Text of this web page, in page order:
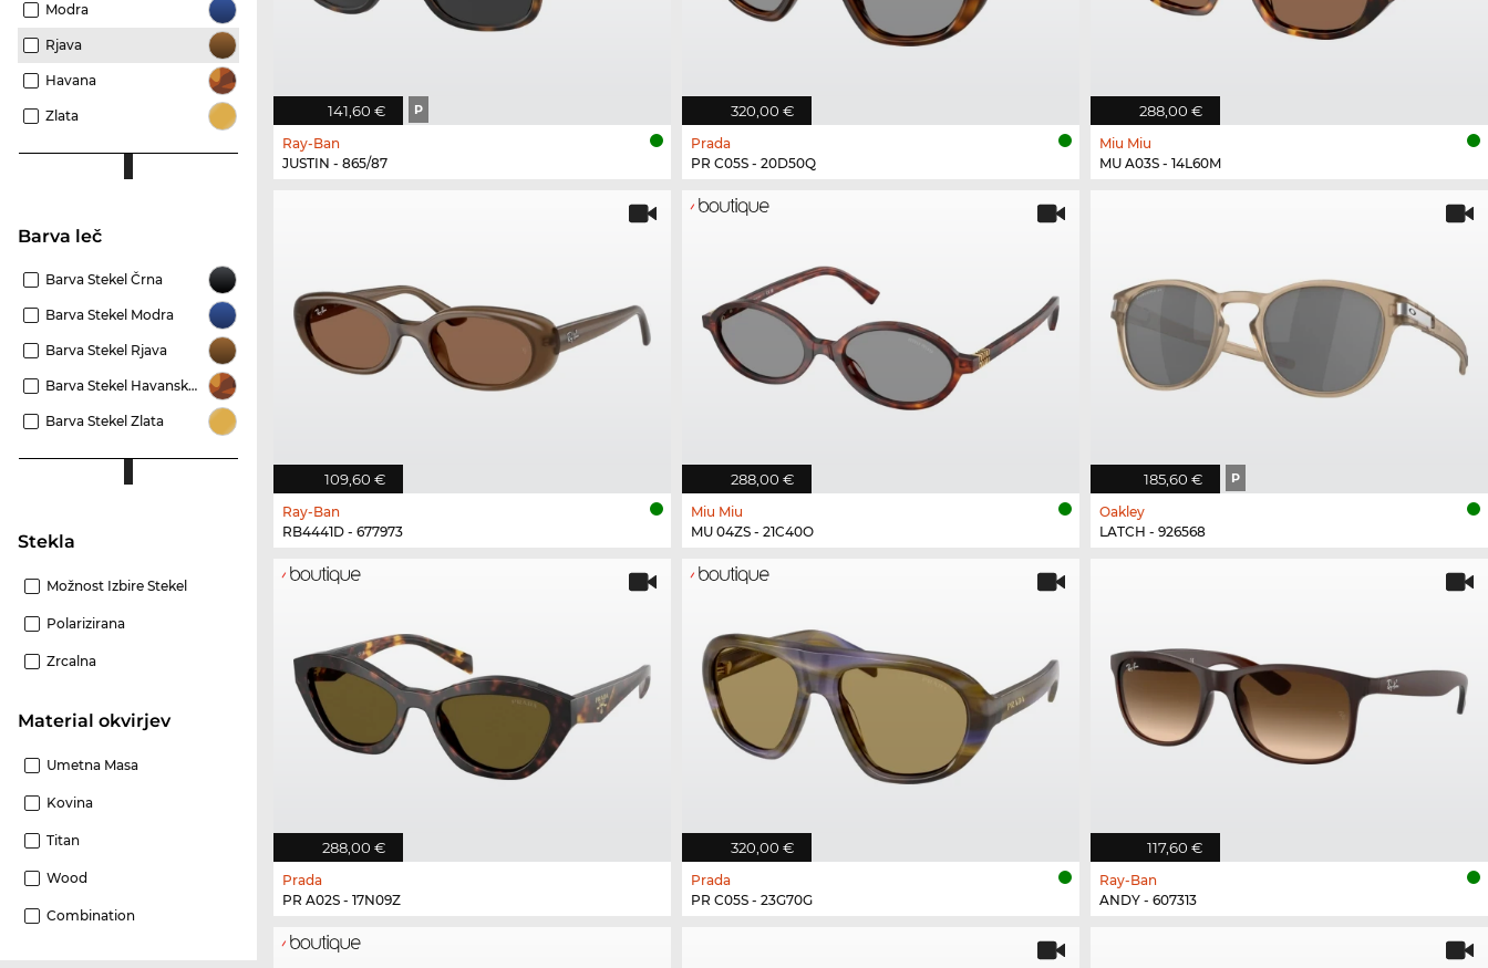
Modra
Rjava
Havana
Zlata
Barva leč
Barva Stekel Črna
Barva Stekel Modra
Barva Stekel Rjava
Barva Stekel Havansko Rjava
Barva Stekel Zlata
Stekla
Možnost Izbire Stekel
Polarizirana
Zrcalna
Material okvirjev
Umetna Masa
Kovina
Titan
Wood
Combination
141,60 € P
Ray-Ban
JUSTIN - 865/87
320,00 €
Prada
PR C05S - 20D50Q
288,00 €
Miu Miu
MU A03S - 14L60M
109,60 €
Ray-Ban
RB4441D - 677973
288,00 €
Miu Miu
MU 04ZS - 21C40O
185,60 € P
Oakley
LATCH - 926568
288,00 €
Prada
PR A02S - 17N09Z
320,00 €
Prada
PR C05S - 23G70G
117,60 €
Ray-Ban
ANDY - 607313